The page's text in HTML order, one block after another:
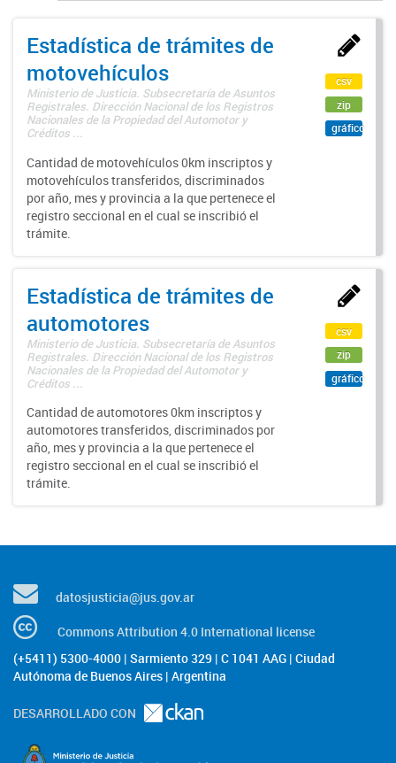
Estadística de trámites de
motovehículos
Ministerio de Justicia. Subsecretaría de Asuntos
Registrales. Dirección Nacional de los Registros
Nacionales de la Propiedad del Automotor y
Créditos ...
Cantidad de motovehículos 0km inscriptos y
motovehículos transferidos, discriminados
por año, mes y provincia a la que pertenece el
registro seccional en el cual se inscribió el
trámite.
csv
zip
gráfico
Estadística de trámites de
automotores
Ministerio de Justicia. Subsecretaría de Asuntos
Registrales. Dirección Nacional de los Registros
Nacionales de la Propiedad del Automotor y
Créditos ...
Cantidad de automotores 0km inscriptos y
automotores transferidos, discriminados por
año, mes y provincia a la que pertenece el
registro seccional en el cual se inscribió el
trámite.
csv
zip
gráfico
datosjusticia@jus.gov.ar
Commons Attribution 4.0 International license
(+5411) 5300-4000 | Sarmiento 329 | C 1041 AAG | Ciudad
Autónoma de Buenos Aires | Argentina
DESARROLLADO CON